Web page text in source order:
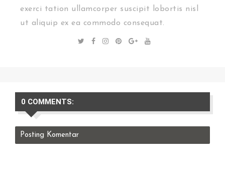
exerci tation ullamcorper suscipit lobortis nisl
ut aliquip ex ea commodo consequat.
0 COMMENTS:
Posting Komentar